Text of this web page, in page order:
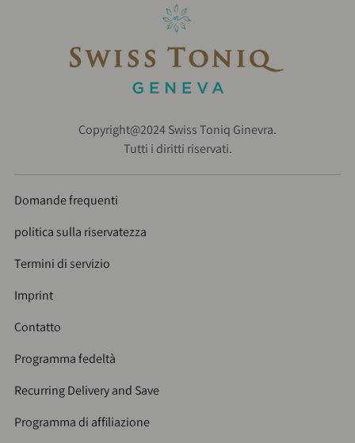
Copyright@2024 Swiss Toniq Ginevra.
Tutti i diritti riservati.
Domande frequenti
politica sulla riservatezza
Termini di servizio
Imprint
Contatto
Programma fedeltà
Recurring Delivery and Save
Programma di affiliazione